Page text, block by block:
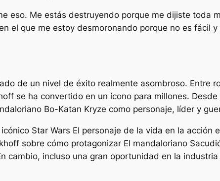
eso. Me estás destruyendo porque me dijiste toda
el que me estoy desmoronando porque no es fácil y
de un nivel de éxito realmente asombroso. Entre
se ha convertido en un ícono para millones.
Bo-Katan Kryze como personaje, líder y
Star Wars El personaje de la vida en la acción
sobre cómo protagonizar El mandaloriano
cambio, incluso una gran oportunidad en la